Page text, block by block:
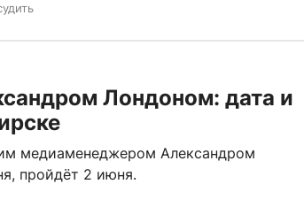
Лондоном: дата и
медиаменеджером Александром
пройдёт 2 июня.